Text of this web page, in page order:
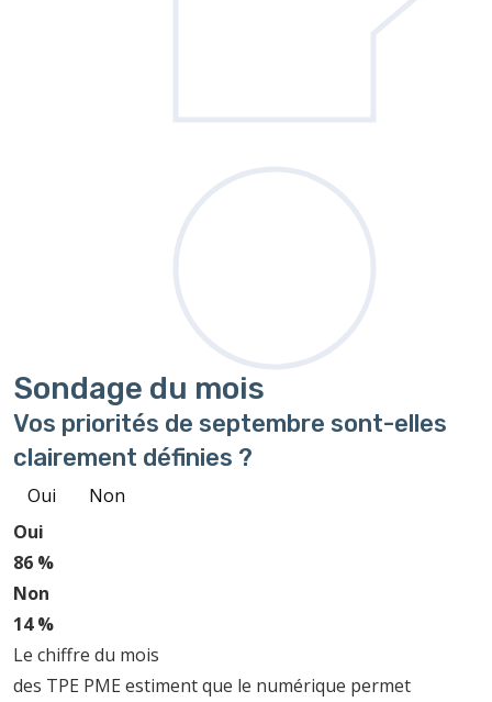
Sondage du mois
Vos priorités de septembre sont-elles
clairement définies ?
Oui
Non
Oui
86 %
Non
14 %
Le chiffre du mois
des TPE PME estiment que le numérique permet